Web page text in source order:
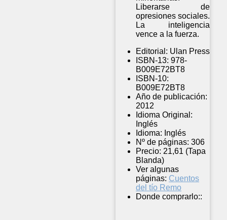
Liberarse de
opresiones sociales.
La inteligencia
vence a la fuerza.
Editorial: Ulan Press
ISBN-13: 978-
B009E72BT8
ISBN-10:
B009E72BT8
Año de publicación:
2012
Idioma Original:
Inglés
Idioma: Inglés
Nº de páginas: 306
Precio: 21,61 (Tapa
Blanda)
Ver algunas
páginas: Cuentos
del tío Remo
Donde comprarlo::